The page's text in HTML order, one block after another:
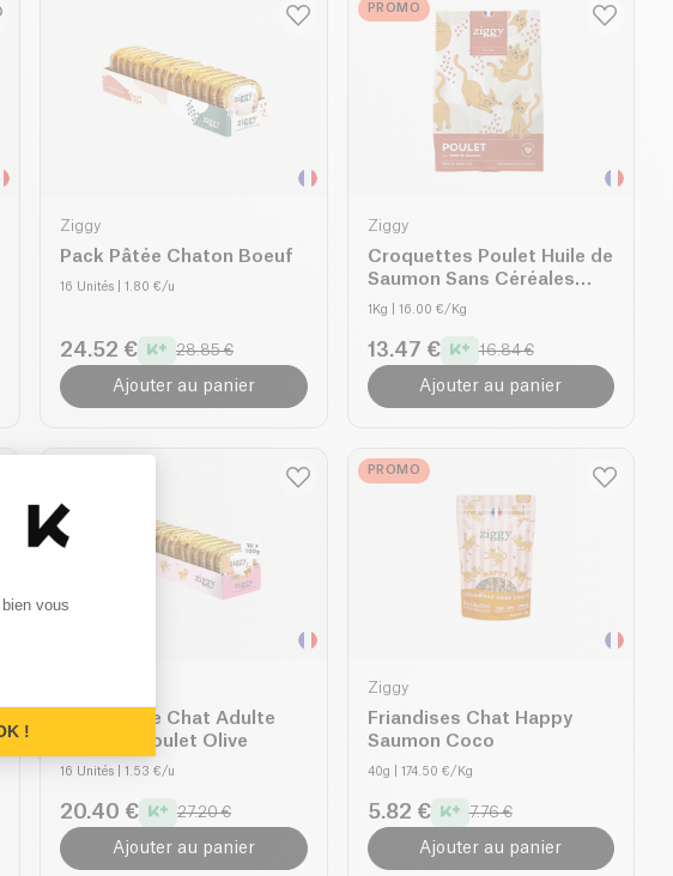
Ziggy
Pack Pâtée Chaton Boeuf
16 Unités | 1.80 €/u
24.52 € 28.85 €
Ajouter au panier
PROMO
Ziggy
Croquettes Poulet Huile de
Saumon Sans Céréales
Chaton
1Kg | 16.00 €/Kg
13.47 € 16.84 €
Ajouter au panier
Pack Pâtée Chat Adulte
Stérilisé Poulet Olive
16 Unités | 1.53 €/u
20.40 € 27.20 €
Ajouter au panier
PROMO
Ziggy
Friandises Chat Happy
Saumon Coco
40g | 174.50 €/Kg
5.82 € 7.76 €
Ajouter au panier
Personalize Your Options
vous
!